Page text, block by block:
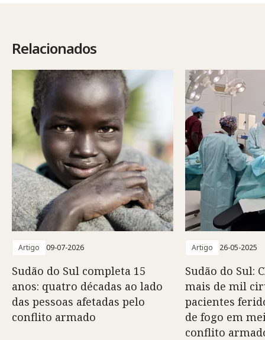
Relacionados
Artigo 09-07-2026
Sudão do Sul completa 15
anos: quatro décadas ao lado
das pessoas afetadas pelo
conflito armado
Artigo 26-05-2025
Sudão do Sul:
mais de mil
pacientes
de fogo em
conflito